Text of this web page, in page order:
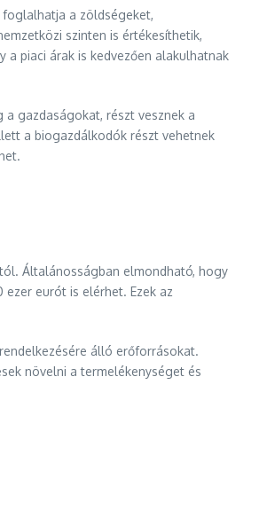
a zöldségeket,
szinten is értékesíthetik,
piaci árak is kedvezően alakulhatnak
gazdaságokat, részt vesznek a
a biogazdálkodók részt vehetnek
Általánosságban elmondható, hogy
eurót is elérhet. Ezek az
álló erőforrásokat.
növelni a termelékenységet és